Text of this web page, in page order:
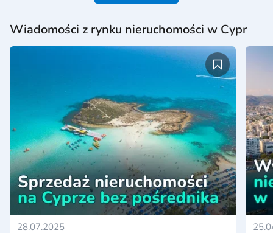
Wiadomości z rynku nieruchomości w Cypr
28.07.2025